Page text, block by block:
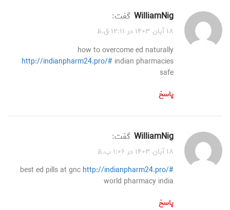
WilliamNig گفت:
۱۸ آبان ۱۴۰۳ در ۱۲:۱۱ ق.ظ
how to overcome ed naturally
http://indianpharm24.pro/# indian pharmacies
safe
پاسخ
WilliamNig گفت:
۱۸ آبان ۱۴۰۳ در ۱:۰۶ ب.ظ
best ed pills at gnc http://indianpharm24.pro/#
world pharmacy india
پاسخ